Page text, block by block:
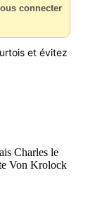
connecter
et évitez